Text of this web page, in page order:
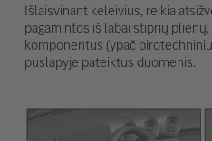
Išlaisvinant keleivius, reikia
pagamintos iš labai stiprių
komponentus (ypač
puslapyje pateiktus duomenis.